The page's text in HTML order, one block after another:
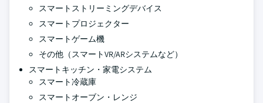
スマートストリーミングデバイス
スマートプロジェクター
スマートゲーム機
その他（スマートVR/ARシステムなど）
スマートキッチン・家電システム
スマート冷蔵庫
スマートオーブン・レンジ